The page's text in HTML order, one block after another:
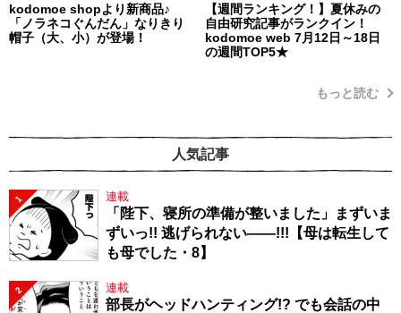
kodomoe shopより新商品♪
「ノラネコぐんだん」なりきり
帽子（大、小）が登場！
【週間ランキング！】夏休みの
自由研究記事がランクイン！
kodomoe web 7月12日～18日
の週間TOP5★
もっと読む
人気記事
1 連載
「陛下、寝所の準備が整いました」まずいま
ずいっ!! 逃げられない――!!!【母は転生して
も母でした・8】
2 連載
部長がヘッドハンティング!? でも会話の中